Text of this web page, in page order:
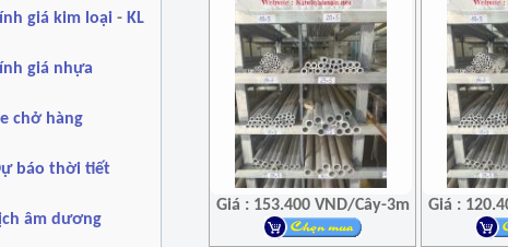
giá kim loại - KL
giá nhựa
chở hàng
báo thời tiết
âm dương
Giá : 153.400 VND/Cây-3m Giá :